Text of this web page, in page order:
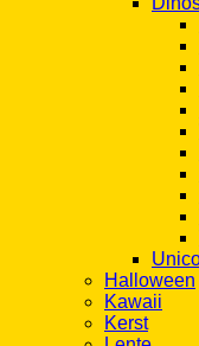
Halloween
Kawaii
Kerst
Lente
Herfst